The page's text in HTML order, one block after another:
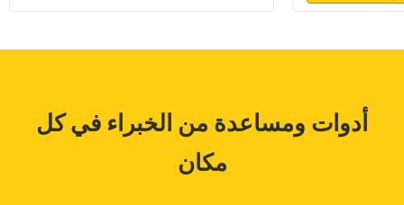
أدوات ومساعدة من الخبراء في كل
مكان